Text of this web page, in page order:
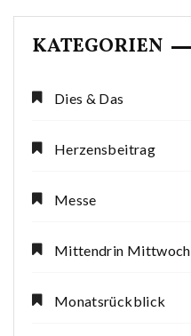
KATEGORIEN
Dies & Das
Herzensbeitrag
Messe
Mittendrin Mittwoch
Monatsrückblick